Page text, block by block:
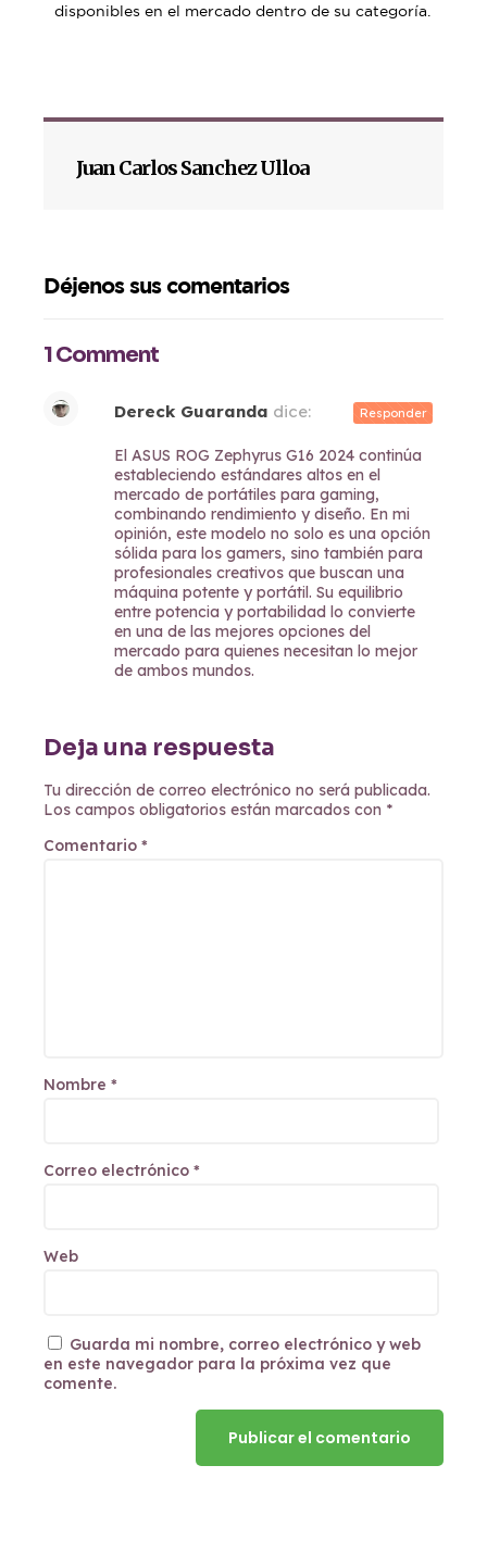
disponibles en el mercado dentro de su categoría.
Juan Carlos Sanchez Ulloa
Déjenos sus comentarios
1 Comment
Dereck Guaranda dice:
El ASUS ROG Zephyrus G16 2024 continúa
estableciendo estándares altos en el
mercado de portátiles para gaming,
combinando rendimiento y diseño. En mi
opinión, este modelo no solo es una opción
sólida para los gamers, sino también para
profesionales creativos que buscan una
máquina potente y portátil. Su equilibrio
entre potencia y portabilidad lo convierte
en una de las mejores opciones del
mercado para quienes necesitan lo mejor
de ambos mundos.
Responder
Deja una respuesta
Tu dirección de correo electrónico no será publicada.
Los campos obligatorios están marcados con *
Comentario *
Nombre *
Correo electrónico *
Web
Guarda mi nombre, correo electrónico y web
en este navegador para la próxima vez que
comente.